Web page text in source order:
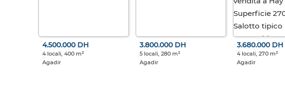
4.500.000 DH
4 locali, 400 m²
Agadir
3.800.000 DH
5 locali, 280 m²
Agadir
3.680.000 DH
4 locali, 270 m²
Agadir